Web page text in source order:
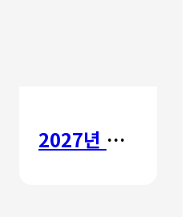
2027년 갈보리 어학원 유치부 신입생 모집